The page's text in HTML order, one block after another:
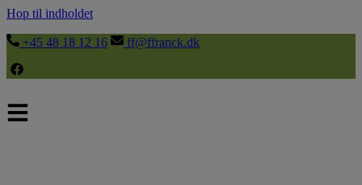
Hop til indholdet
+45 48 18 12 16 ff@ffranck.dk